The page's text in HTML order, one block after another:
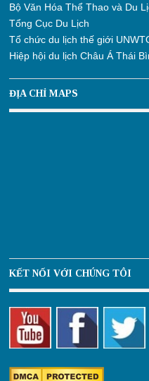
Bộ Văn Hóa Thể Thao và Du
Tổng Cục Du Lịch
Tổ chức du lịch thế giới
Hiệp hội du lịch Châu Á Thái
ĐỊA CHỈ MAPS
KẾT NỐI VỚI CHÚNG TÔI